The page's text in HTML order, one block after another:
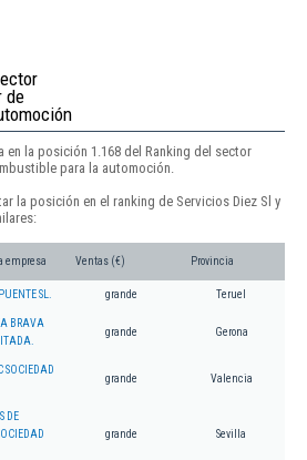
de
en la posición 1.168 del Ranking del sector
para la automoción.
la posición en el ranking de Servicios Diez Sl y
empresa Ventas (€) Provincia
SL. grande Teruel
BRAVA
grande Gerona
SOCIEDAD
grande Valencia
DE
grande Sevilla